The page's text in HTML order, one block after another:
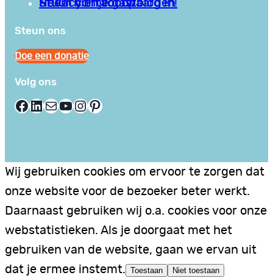
Privacy en Voorwaarden
Stuur hier je gastblog in!
Neem contact op
Steun ons
Doe een donatie
Volg ons
Facebook LinkedIn E-mail YouTube InstagramPinterest
Wij gebruiken cookies om ervoor te zorgen dat
onze website voor de bezoeker beter werkt.
Daarnaast gebruiken wij o.a. cookies voor onze
webstatistieken. Als je doorgaat met het
gebruiken van de website, gaan we ervan uit
dat je ermee instemt. Toestaan Niet toestaan